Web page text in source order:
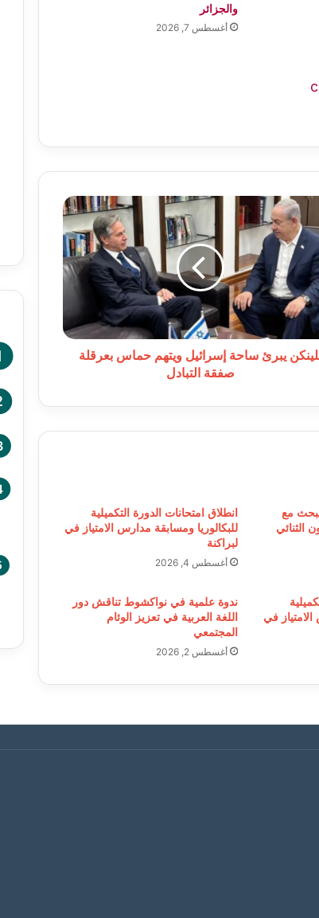
والجزائر
أغسطس 7, 2026
يبرئ ساحة إسرائيل ويتهم حماس بعرقلة
صفقة التبادل
يبحث مع
الثنائي
انطلاق امتحانات الدورة التكميلية
للبكالوريا ومسابقة مدارس الامتياز في
لبراكنة
أغسطس 4, 2026
في
ندوة علمية في نواكشوط تناقش دور
اللغة العربية في تعزيز الوئام
المجتمعي
أغسطس 2, 2026